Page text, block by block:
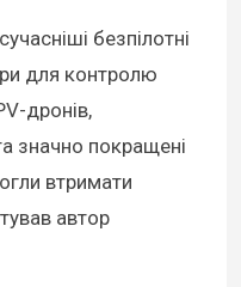
безпілотні
для контролю
дронів,
значно покращені
втримати
автор